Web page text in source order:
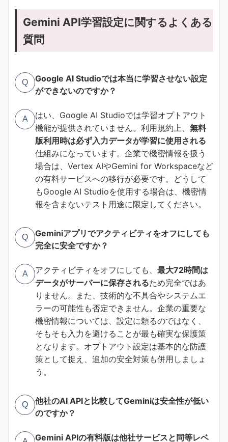
Gemini API学習設定に関するよくある
質問
Q
Google AI Studioでは本当に学習させない設定
ができないのですか？
A
はい、Google AI Studioでは学習オプトアウト
機能が提供されていません。利用規約上、 無料
版利用時は必ず入力データが学習に使用される
仕組みになっています。企業で機密情報を扱う
場合は、Vertex AIやGemini for Workspaceなど
の有料サービスへの移行が必要です。どうして
もGoogle AI Studioを使用する場合は、機密情
報を含まないテスト用途に限定してください。
Q
Geminiアプリでアクティビティをオフにしても
完全に安全ですか？
A アクティビティをオフにしても、 最大72時間は
データがサーバーに保存されるため完全ではあ
りません。また、技術的な不具合やシステムエ
ラーの可能性も否定できません。企業の重要な
機密情報については、設定に頼るのではなく、
そもそも入力を避けることが最も確実な保護策
となります。オプトアウト設定は基本的な防護
策として捉え、追加の安全対策も併用しましょ
う。
Q
他社のAI APIと比較してGeminiは安全性が低い
のですか？
Gemini APIの有料版は他社サービスと同等レベ